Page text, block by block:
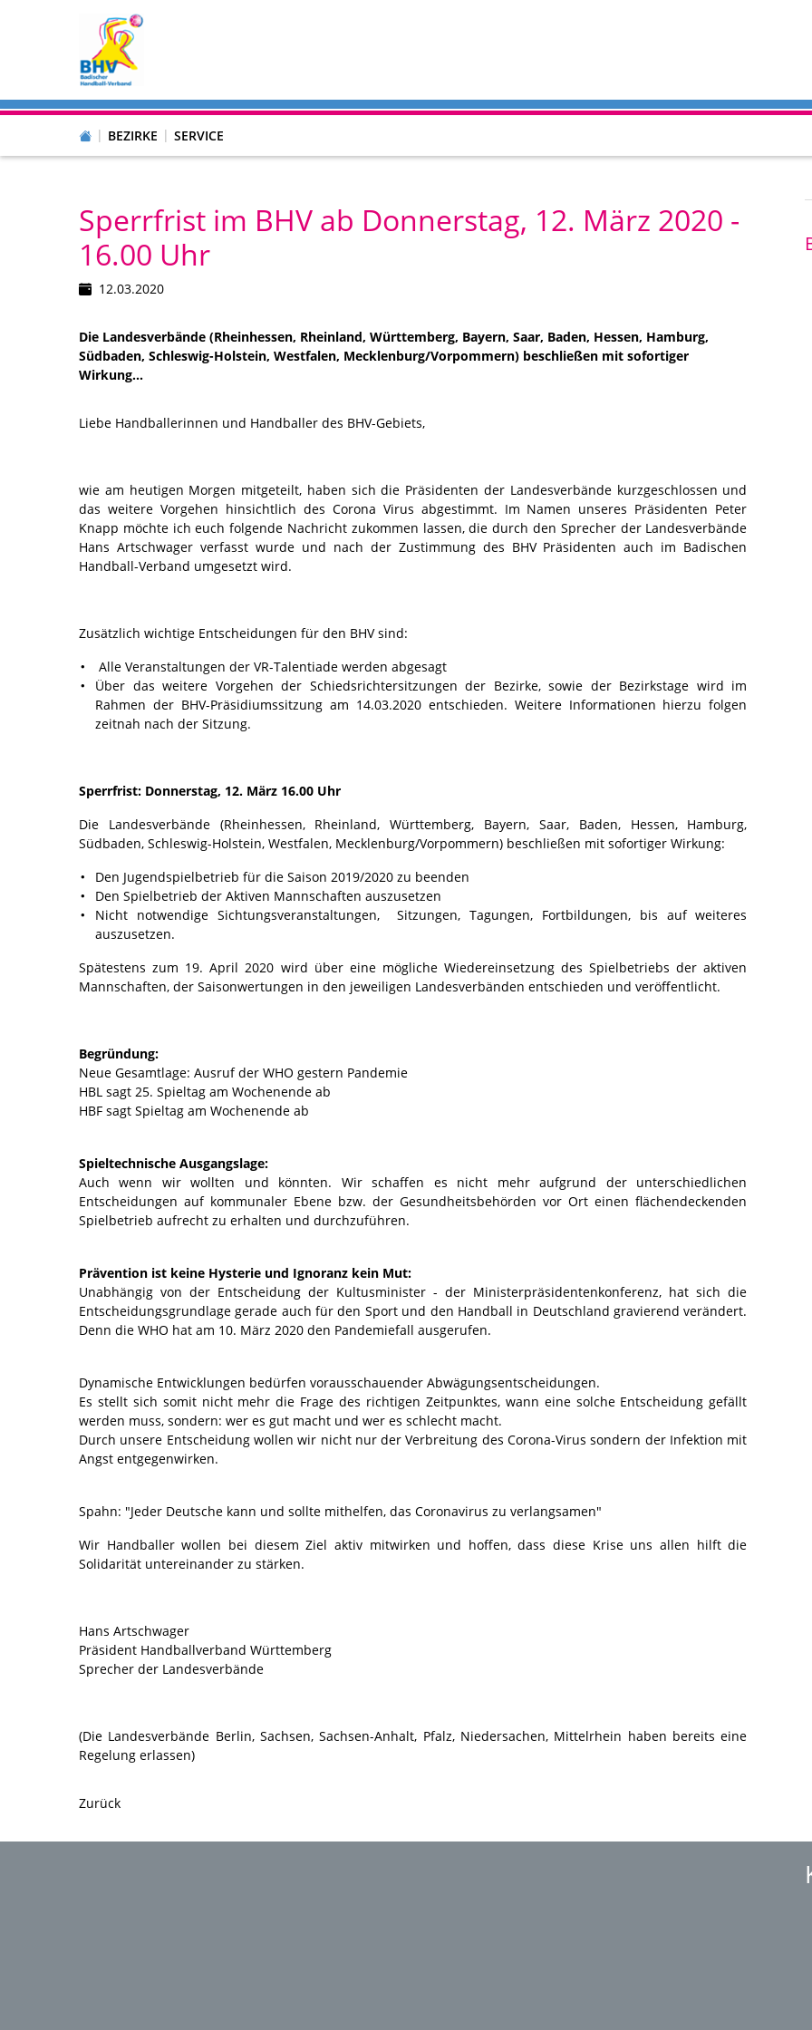
BEZIRKE SERVICE
Sperrfrist im BHV ab Donnerstag, 12. März 2020 -
16.00 Uhr
12.03.2020
Die Landesverbände (Rheinhessen, Rheinland, Württemberg, Bayern, Saar, Baden, Hessen, Hamburg,
Südbaden, Schleswig-Holstein, Westfalen, Mecklenburg/Vorpommern) beschließen mit sofortiger
Wirkung...
Liebe Handballerinnen und Handballer des BHV-Gebiets,
wie am heutigen Morgen mitgeteilt, haben sich die Präsidenten der Landesverbände kurzgeschlossen und
das weitere Vorgehen hinsichtlich des Corona Virus abgestimmt. Im Namen unseres Präsidenten Peter
Knapp möchte ich euch folgende Nachricht zukommen lassen, die durch den Sprecher der Landesverbände
Hans Artschwager verfasst wurde und nach der Zustimmung des BHV Präsidenten auch im Badischen
Handball-Verband umgesetzt wird.
Zusätzlich wichtige Entscheidungen für den BHV sind:
Alle Veranstaltungen der VR-Talentiade werden abgesagt
Über das weitere Vorgehen der Schiedsrichtersitzungen der Bezirke, sowie der Bezirkstage wird im
Rahmen der BHV-Präsidiumssitzung am 14.03.2020 entschieden. Weitere Informationen hierzu folgen
zeitnah nach der Sitzung.
Sperrfrist: Donnerstag, 12. März 16.00 Uhr
Die Landesverbände (Rheinhessen, Rheinland, Württemberg, Bayern, Saar, Baden, Hessen, Hamburg,
Südbaden, Schleswig-Holstein, Westfalen, Mecklenburg/Vorpommern) beschließen mit sofortiger Wirkung:
Den Jugendspielbetrieb für die Saison 2019/2020 zu beenden
Den Spielbetrieb der Aktiven Mannschaften auszusetzen
Nicht notwendige Sichtungsveranstaltungen, Sitzungen, Tagungen, Fortbildungen, bis auf weiteres
auszusetzen.
Spätestens zum 19. April 2020 wird über eine mögliche Wiedereinsetzung des Spielbetriebs der aktiven
Mannschaften, der Saisonwertungen in den jeweiligen Landesverbänden entschieden und veröffentlicht.
Begründung:
Neue Gesamtlage: Ausruf der WHO gestern Pandemie
HBL sagt 25. Spieltag am Wochenende ab
HBF sagt Spieltag am Wochenende ab
Spieltechnische Ausgangslage:
Auch wenn wir wollten und könnten. Wir schaffen es nicht mehr aufgrund der unterschiedlichen
Entscheidungen auf kommunaler Ebene bzw. der Gesundheitsbehörden vor Ort einen flächendeckenden
Spielbetrieb aufrecht zu erhalten und durchzuführen.
Prävention ist keine Hysterie und Ignoranz kein Mut:
Unabhängig von der Entscheidung der Kultusminister - der Ministerpräsidentenkonferenz, hat sich die
Entscheidungsgrundlage gerade auch für den Sport und den Handball in Deutschland gravierend verändert.
Denn die WHO hat am 10. März 2020 den Pandemiefall ausgerufen.
Dynamische Entwicklungen bedürfen vorausschauender Abwägungsentscheidungen.
Es stellt sich somit nicht mehr die Frage des richtigen Zeitpunktes, wann eine solche Entscheidung gefällt
werden muss, sondern: wer es gut macht und wer es schlecht macht.
Durch unsere Entscheidung wollen wir nicht nur der Verbreitung des Corona-Virus sondern der Infektion mit
Angst entgegenwirken.
Spahn: "Jeder Deutsche kann und sollte mithelfen, das Coronavirus zu verlangsamen"
Wir Handballer wollen bei diesem Ziel aktiv mitwirken und hoffen, dass diese Krise uns allen hilft die
Solidarität untereinander zu stärken.
Hans Artschwager
Präsident Handballverband Württemberg
Sprecher der Landesverbände
(Die Landesverbände Berlin, Sachsen, Sachsen-Anhalt, Pfalz, Niedersachen, Mittelrhein haben bereits eine
Regelung erlassen)
Zurück